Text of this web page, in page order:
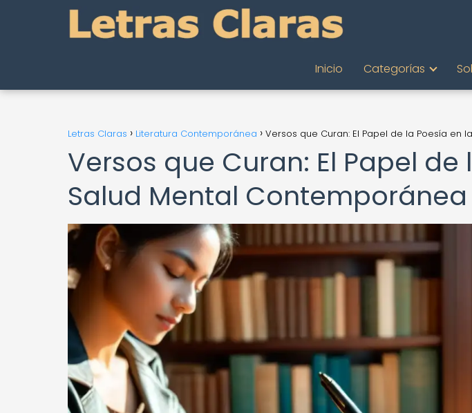
Inicio Categorías
Letras Claras Literatura Contemporánea Versos que Curan: El Papel de la Poesía en
Versos que Curan: El Papel de
Salud Mental Contemporánea